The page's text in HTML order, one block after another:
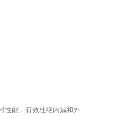
性能，有效杜绝内漏和外